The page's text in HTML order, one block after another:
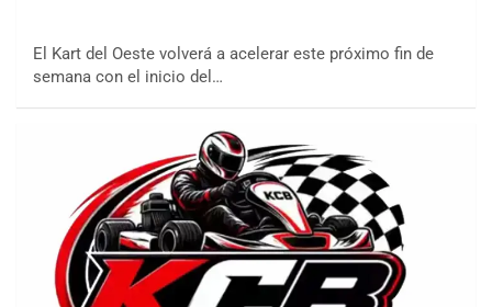
El Kart del Oeste volverá a acelerar este próximo fin de
semana con el inicio del…